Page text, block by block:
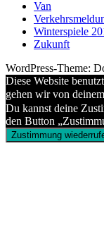
Van
Winterspiele
Zukunft
WordPress-Theme:
Diese Website
gehen wir von
Du kannst deine
den Button
Zustimmung